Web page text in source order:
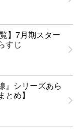
】7月期スター
すじ
』シリーズあら
め】